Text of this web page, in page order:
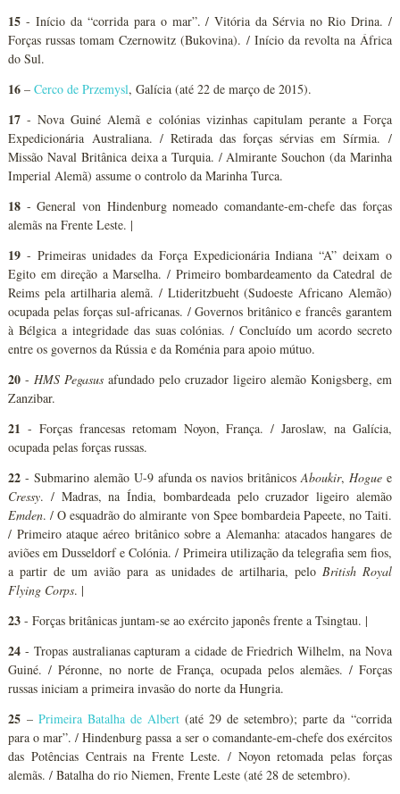
15 - Início da “corrida para o mar”. / Vitória da Sérvia no Rio Drina. /
Forças russas tomam Czernowitz (Bukovina). / Início da revolta na África
do Sul.
16 –Cerco de Przemysl, Galícia (até 22 de março de 2015).
17 - Nova Guiné Alemã e colónias vizinhas capitulam perante a Força
Expedicionária Australiana. / Retirada das forças sérvias em Sírmia. /
Missão Naval Britânica deixa a Turquia. / Almirante Souchon (da Marinha
Imperial Alemã) assume o controlo da Marinha Turca.
18 - General von Hindenburg nomeado comandante-em-chefe das forças
alemãs na Frente Leste. |
19 - Primeiras unidades da Força Expedicionária Indiana “A” deixam o
Egito em direção a Marselha. / Primeiro bombardeamento da Catedral de
Reims pela artilharia alemã. / Ltideritzbueht (Sudoeste Africano Alemão)
ocupada pelas forças sul-africanas. / Governos britânico e francês garantem
à Bélgica a integridade das suas colónias. / Concluído um acordo secreto
entre os governos da Rússia e da Roménia para apoio mútuo.
20 - HMS Pegasus afundado pelo cruzador ligeiro alemão Konigsberg, em
Zanzibar.
21 - Forças francesas retomam Noyon, França. / Jaroslaw, na Galícia,
ocupada pelas forças russas.
22 - Submarino alemão U-9 afunda os navios britânicos Aboukir, Hoguee
Cressy. / Madras, na Índia, bombardeada pelo cruzador ligeiro alemão
Emden. / O esquadrão do almirante von Spee bombardeia Papeete, no Taiti.
/ Primeiro ataque aéreo britânico sobre a Alemanha: atacados hangares de
aviões em Dusseldorf e Colónia. / Primeira utilização da telegrafia sem fios,
a partir de um avião para as unidades de artilharia, pelo British Royal
Flying Corps. |
23 - Forças britânicas juntam-se ao exército japonês frente a Tsingtau. |
24 - Tropas australianas capturam a cidade de Friedrich Wilhelm, na Nova
Guiné. / Péronne, no norte de França, ocupada pelos alemães. / Forças
russas iniciam a primeira invasão do norte da Hungria.
25 – Primeira Batalha de Albert(até 29 de setembro); parte da “corrida
para o mar”. / Hindenburg passa a ser o comandante-em-chefe dos exércitos
das Potências Centrais na Frente Leste. / Noyon retomada pelas forças
alemãs. / Batalha do rio Niemen, Frente Leste (até 28 de setembro).